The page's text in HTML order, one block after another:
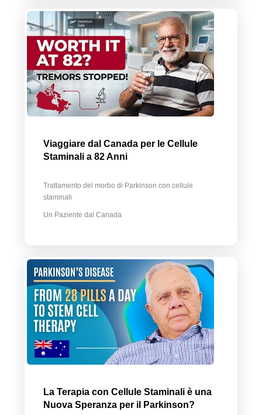
Viaggiare dal Canada per le Cellule
Staminali a 82 Anni
Trattamento del morbo di Parkinson con cellule
staminali
Un Paziente dal Canada
La Terapia con Cellule Staminali è una
Nuova Speranza per il Parkinson?